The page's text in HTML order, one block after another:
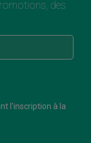
des
l’inscription à la